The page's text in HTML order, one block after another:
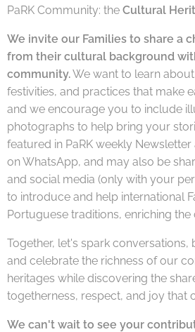
PaRK Community: the Cultural
We invite our Families to share a
from their cultural background
community.We want to learn
festivities, and practices that make
and we encourage you to include
photographs to help bring your
featured in PaRK weekly
on WhatsApp, and may also be
and social media (only with your
to introduce and help international
Portuguese traditions, enriching
Together, let's spark conversations,
and celebrate the richness of our
heritages while discovering the
togetherness, respect, and joy that
We can't wait to see your